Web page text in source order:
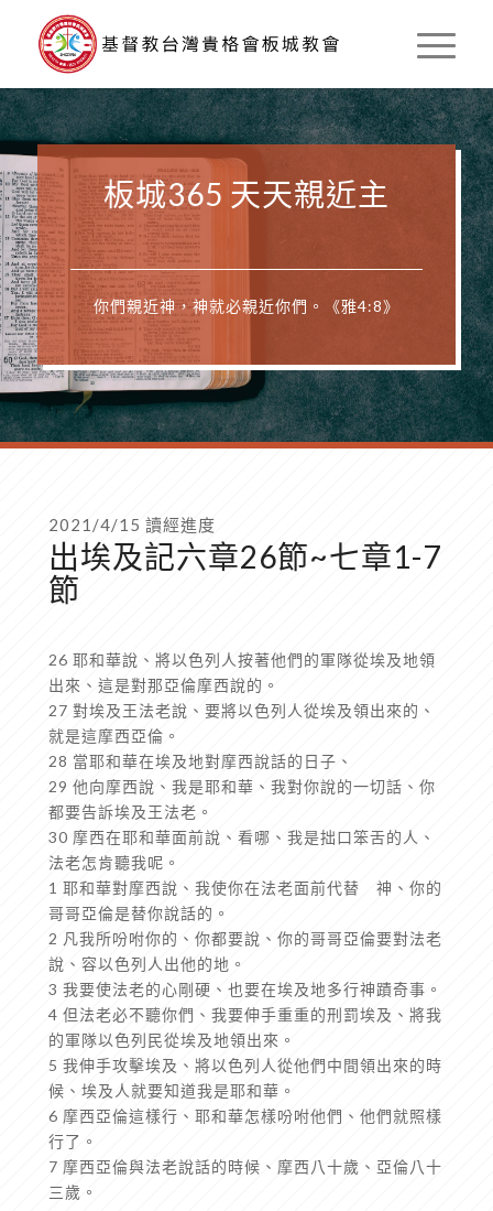
板城365 天天親近主
你們親近神，神就必親近你們。《雅4:8》
2021/4/15 讀經進度
出埃及記六章26節~七章1-7
節
26 耶和華說、將以色列人按著他們的軍隊從埃及地領
出來、這是對那亞倫摩西說的。
27 對埃及王法老說、要將以色列人從埃及領出來的、
就是這摩西亞倫。
28 當耶和華在埃及地對摩西說話的日子、
29 他向摩西說、我是耶和華、我對你說的一切話、你
都要告訴埃及王法老。
30 摩西在耶和華面前說、看哪、我是拙口笨舌的人、
法老怎肯聽我呢。
1 耶和華對摩西說、我使你在法老面前代替 神、你的
哥哥亞倫是替你說話的。
2 凡我所吩咐你的、你都要說、你的哥哥亞倫要對法老
說、容以色列人出他的地。
3 我要使法老的心剛硬、也要在埃及地多行神蹟奇事。
4 但法老必不聽你們、我要伸手重重的刑罰埃及、將我
的軍隊以色列民從埃及地領出來。
5 我伸手攻擊埃及、將以色列人從他們中間領出來的時
候、埃及人就要知道我是耶和華。
6 摩西亞倫這樣行、耶和華怎樣吩咐他們、他們就照樣
行了。
7 摩西亞倫與法老說話的時候、摩西八十歲、亞倫八十
三歲。